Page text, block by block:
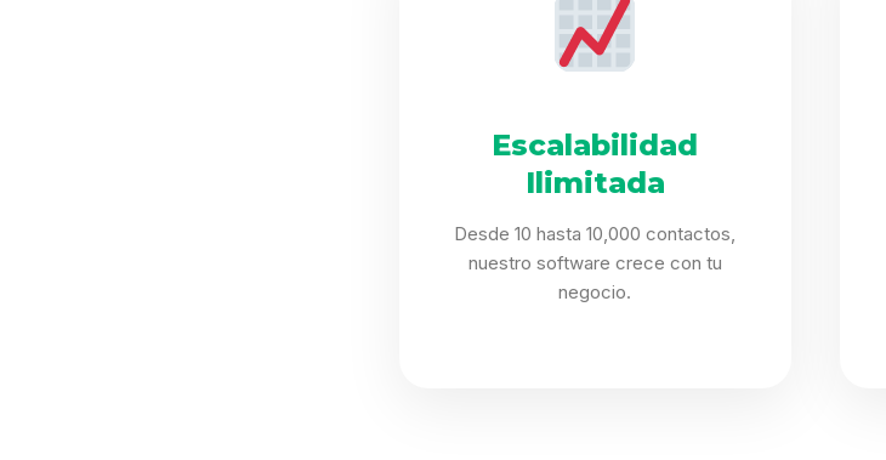
Escalabilidad
Ilimitada
Desde 10 hasta 10,000 contactos,
nuestro software crece con tu
negocio.